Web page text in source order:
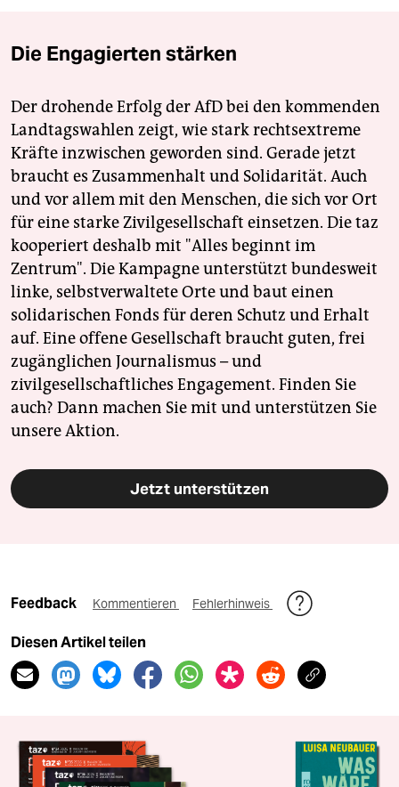
Die Engagierten stärken
Der drohende Erfolg der AfD bei den kommenden
Landtagswahlen zeigt, wie stark rechtsextreme
Kräfte inzwischen geworden sind. Gerade jetzt
braucht es Zusammenhalt und Solidarität. Auch
und vor allem mit den Menschen, die sich vor Ort
für eine starke Zivilgesellschaft einsetzen. Die taz
kooperiert deshalb mit "Alles beginnt im
Zentrum". Die Kampagne unterstützt bundesweit
linke, selbstverwaltete Orte und baut einen
solidarischen Fonds für deren Schutz und Erhalt
auf. Eine offene Gesellschaft braucht guten, frei
zugänglichen Journalismus – und
zivilgesellschaftliches Engagement. Finden Sie
auch? Dann machen Sie mit und unterstützen Sie
unsere Aktion.
Jetzt unterstützen
Feedback Kommentieren Fehlerhinweis
Diesen Artikel teilen